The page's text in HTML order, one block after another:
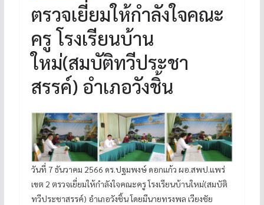
ตรวจเยี่ยมให้กำลังใจคณะ
ครู โรงเรียนบ้าน
ใหม่(สมบัติทวีประชา
สรรค์) อำเภอวังชิ้น
วันที่ 7 ธันวาคม 2566 ดร.ปฐมพงษ์ ดอกแก้ว ผอ.สพป.แพร่
เขต 2 ตรวจเยี่ยมให้กำลังใจคณะครู โรงเรียนบ้านใหม่(สมบัติ
ทวีประชาสรรค์) อำเภอวังชิ้น โดยมีนายทรงพล เวียงชัย